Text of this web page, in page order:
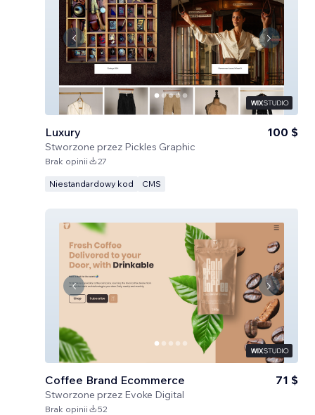
Luxury
Stworzone przez Pickles Graphic
100 $
Brak opinii 27
Niestandardowy kod CMS
Coffee Brand Ecommerce
Stworzone przez Evoke Digital
71 $
Brak opinii 52